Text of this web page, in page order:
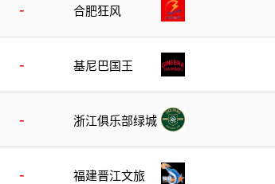
- 合肥狂风
- 基尼巴国王
- 浙江俱乐部绿城
- 福建晋江文旅